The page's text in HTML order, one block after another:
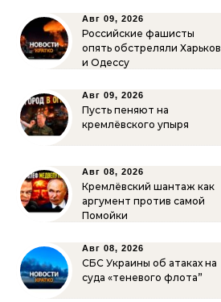
Авг 09, 2026
Российские фашисты
опять обстреляли Харьков
и Одессу
Авг 09, 2026
Пусть пеняют на
кремлёвского упыря
Авг 08, 2026
Кремлёвский шантаж как
аргумент против самой
Помойки
Авг 08, 2026
СБС Украины об атаках на
суда «теневого флота”